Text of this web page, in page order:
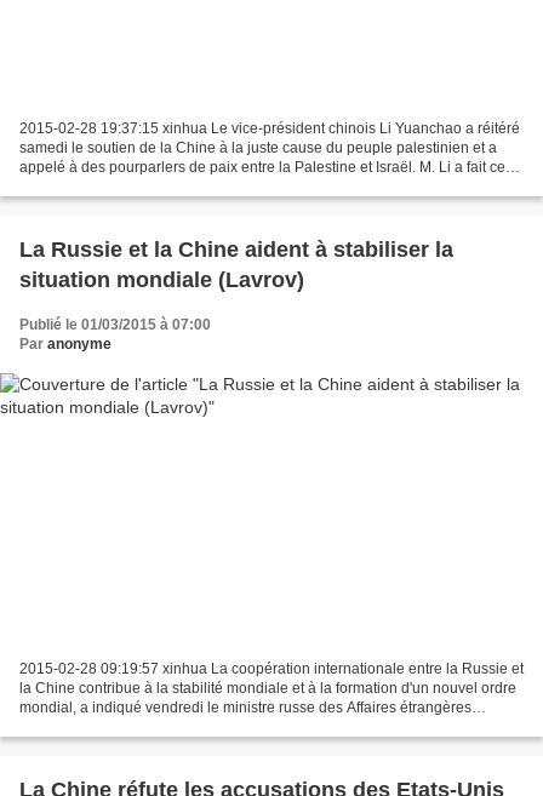
2015-02-28 19:37:15 xinhua Le vice-président chinois Li Yuanchao a réitéré
samedi le soutien de la Chine à la juste cause du peuple palestinien et a
appelé à des pourparlers de paix entre la Palestine et Israël. M. Li a fait ces
La Russie et la Chine aident à stabiliser la
situation mondiale (Lavrov)
Publié le 01/03/2015 à 07:00
Par anonyme
2015-02-28 09:19:57 xinhua La coopération internationale entre la Russie et
la Chine contribue à la stabilité mondiale et à la formation d'un nouvel ordre
mondial, a indiqué vendredi le ministre russe des Affaires étrangères
La Chine réfute les accusations des Etats-Unis